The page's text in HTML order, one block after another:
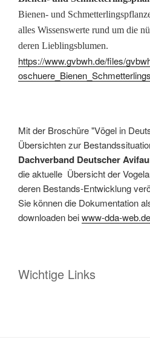
Bienen- und
alles Wissenswerte rund um die
deren Lieblingsblumen.
https://www.gvbwh.de/files/
Mit der Broschüre "Vögel in
Übersichten zur
Dachverband Deutscher
die aktuelle Übersicht der
deren Bestands-Entwicklung
Sie können die Dokumentation
downloaden beiwww-dda-web.de
Wichtige Links